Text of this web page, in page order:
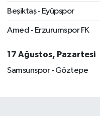
Beşiktaş - Eyüpspor
Amed - Erzurumspor FK
17 Ağustos, Pazartesi
Samsunspor - Göztepe